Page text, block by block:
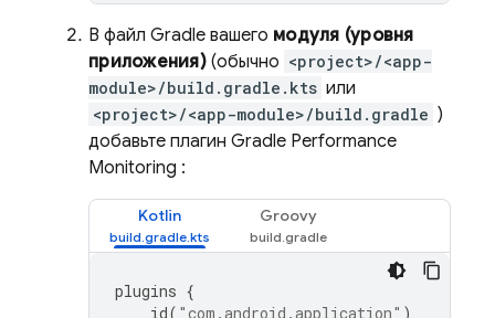
В файл Gradle вашего модуля (уровня
приложения)(обычно <project>/<app-
module>/build.gradle.kts или
<project>/<app-module>/build.gradle )
добавьте плагин Gradle Performance
Monitoring :
Kotlin Groovy
plugins {
id( "com.android.application" )